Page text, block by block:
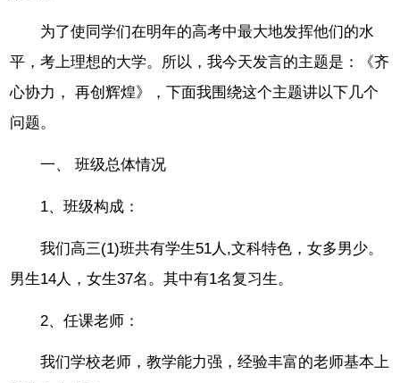
为了使同学们在明年的高考中最大地发挥他们的水
平，考上理想的大学。所以，我今天发言的主题是：《齐
心协力， 再创辉煌》，下面我围绕这个主题讲以下几个
问题。
一、 班级总体情况
1、班级构成：
我们高三(1)班共有学生51人,文科特色，女多男少。
男生14人，女生37名。其中有1名复习生。
2、任课老师：
我们学校老师，教学能力强，经验丰富的老师基本上